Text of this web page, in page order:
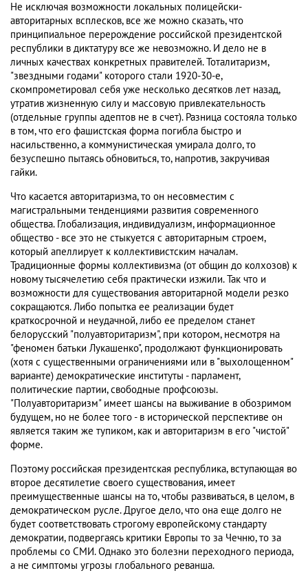
Не исключая возможности локальных полицейски-
авторитарных всплесков, все же можно сказать, что
принципиальное перерождение российской президентской
республики в диктатуру все же невозможно. И дело не в
личных качествах конкретных правителей. Тоталитаризм,
"звездными годами" которого стали 1920-30-е,
скомпрометировал себя уже несколько десятков лет назад,
утратив жизненную силу и массовую привлекательность
(отдельные группы адептов не в счет). Разница состояла только
в том, что его фашистская форма погибла быстро и
насильственно, а коммунистическая умирала долго, то
безуспешно пытаясь обновиться, то, напротив, закручивая
гайки.
Что касается авторитаризма, то он несовместим с
магистральными тенденциями развития современного
общества. Глобализация, индивидуализм, информационное
общество - все это не стыкуется с авторитарным строем,
который апеллирует к коллективистским началам.
Традиционные формы коллективизма (от общин до колхозов) к
новому тысячелетию себя практически изжили. Так что и
возможности для существования авторитарной модели резко
сокращаются. Либо попытка ее реализации будет
краткосрочной и неудачной, либо ее пределом станет
белорусский "полуавторитаризм", при котором, несмотря на
"феномен батьки Лукашенко", продолжают функционировать
(хотя с существенными ограничениями или в "выхолощенном"
варианте) демократические институты - парламент,
политические партии, свободные профсоюзы.
"Полуавторитаризм" имеет шансы на выживание в обозримом
будущем, но не более того - в исторической перспективе он
является таким же тупиком, как и авторитаризм в его "чистой"
форме.
Поэтому российская президентская республика, вступающая во
второе десятилетие своего существования, имеет
преимущественные шансы на то, чтобы развиваться, в целом, в
демократическом русле. Другое дело, что она еще долго не
будет соответствовать строгому европейскому стандарту
демократии, подвергаясь критики Европы то за Чечню, то за
проблемы со СМИ. Однако это болезни переходного периода,
а не симптомы угрозы глобального реванша.